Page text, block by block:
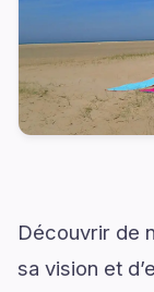
Découvrir de
sa vision et